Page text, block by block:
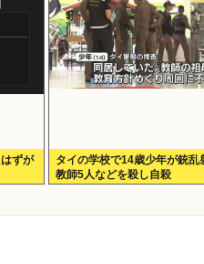
ずが
タイの学校で14歳少年が銃乱
教師5人などを殺し自殺